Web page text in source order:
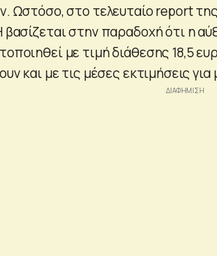
Ωστόσο, στο τελευταίο report
στην παραδοχή ότι η
με τιμή διάθεσης 18,5
και με τις μέσες εκτιμήσεις